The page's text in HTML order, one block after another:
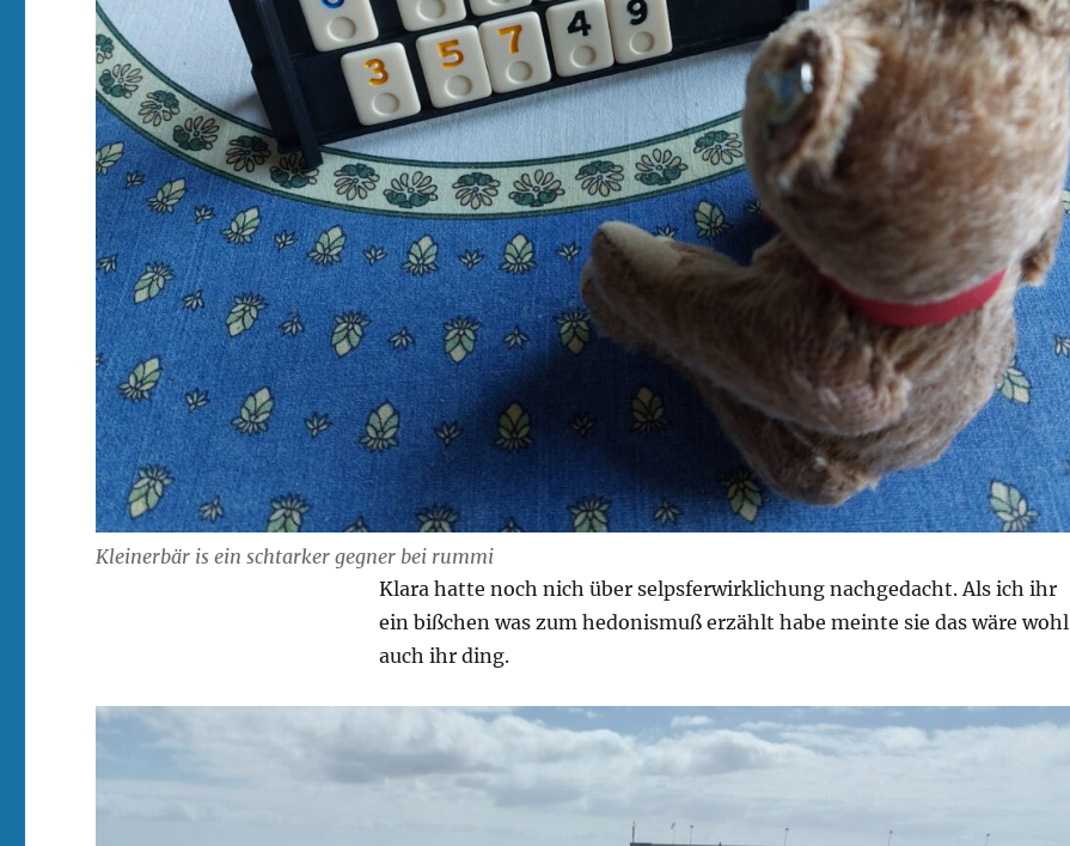
Kleinerbär is ein schtarker gegner bei rummi
Klara hatte noch nich über selpsferwirklichung nachgedacht. Als ich ihr
ein bißchen was zum hedonismuß erzählt habe meinte sie das wäre wohl
auch ihr ding.